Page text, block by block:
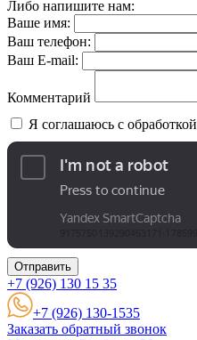
Либо напишите нам:
Ваше имя:
Ваш телефон:
Ваш E-mail:
Комментарий
Я соглашаюсь с обработкой
Отправить
+7 (926) 130 15 35
+7 (926) 130-1535
Заказать обратный звонок